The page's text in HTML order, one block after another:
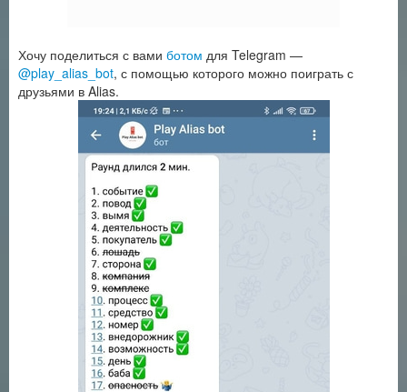
Хочу поделиться с вами ботом для Telegram —
@play_alias_bot, с помощью которого можно поиграть с
друзьями в Alias.